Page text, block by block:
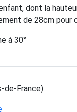
dont la
de 28cm pour
à 30°
de-France)